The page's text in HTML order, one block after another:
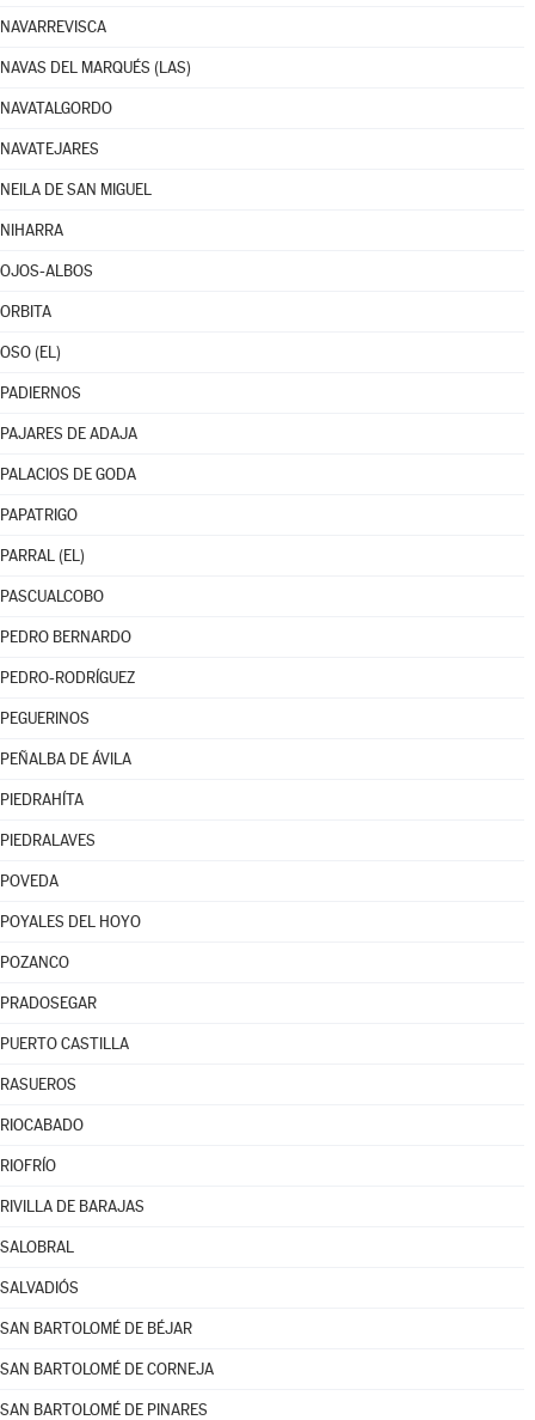
NAVARREVISCA
NAVAS DEL MARQUÉS (LAS)
NAVATALGORDO
NAVATEJARES
NEILA DE SAN MIGUEL
NIHARRA
OJOS-ALBOS
ORBITA
OSO (EL)
PADIERNOS
PAJARES DE ADAJA
PALACIOS DE GODA
PAPATRIGO
PARRAL (EL)
PASCUALCOBO
PEDRO BERNARDO
PEDRO-RODRÍGUEZ
PEGUERINOS
PEÑALBA DE ÁVILA
PIEDRAHÍTA
PIEDRALAVES
POVEDA
POYALES DEL HOYO
POZANCO
PRADOSEGAR
PUERTO CASTILLA
RASUEROS
RIOCABADO
RIOFRÍO
RIVILLA DE BARAJAS
SALOBRAL
SALVADIÓS
SAN BARTOLOMÉ DE BÉJAR
SAN BARTOLOMÉ DE CORNEJA
SAN BARTOLOMÉ DE PINARES